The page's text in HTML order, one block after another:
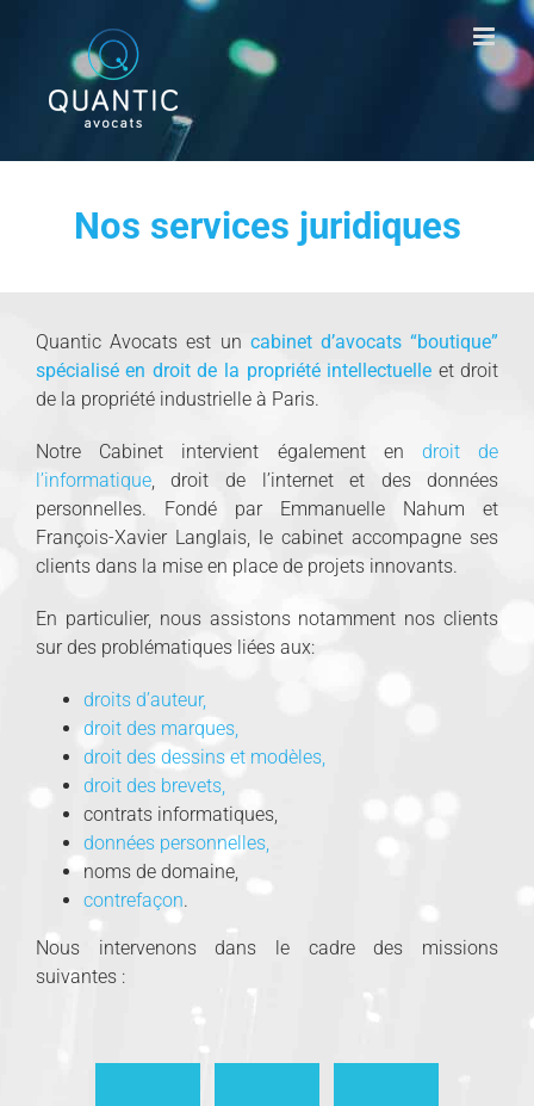
Nos services juridiques
Quantic Avocats est un cabinet d’avocats “boutique”
spécialisé en droit de la propriété intellectuelle et droit
de la propriété industrielle à Paris.
Notre Cabinet intervient également en droit de
l’informatique, droit de l’internet et des données
personnelles. Fondé par Emmanuelle Nahum et
François-Xavier Langlais, le cabinet accompagne ses
clients dans la mise en place de projets innovants.
En particulier, nous assistons notamment nos clients
sur des problématiques liées aux:
droits d’auteur,
droit des marques,
droit des dessins et modèles,
droit des brevets,
contrats informatiques,
données personnelles,
noms de domaine,
contrefaçon.
Nous intervenons dans le cadre des missions
suivantes :